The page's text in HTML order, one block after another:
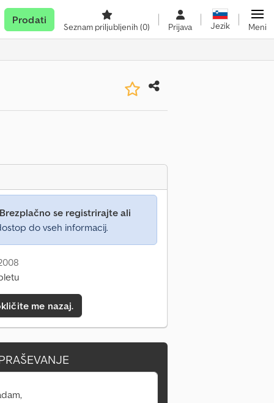
Prodati
Seznam priljubljenih (0) Prijava Jezik Meni
Brezplačno se registrirajte ali
do vseh informacij.
me nazaj.